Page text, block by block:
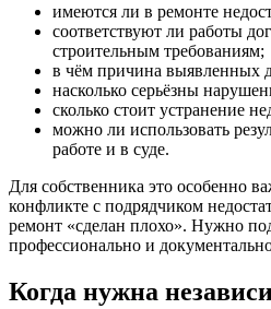
имеются ли в ремонте
соответствуют ли работы
строительным требованиям;
в чём причина выявленных
насколько серьёзны
сколько стоит устранение
можно ли использовать
работе и в суде.
Для собственника это особенно
конфликте с подрядчиком
ремонт «сделан плохо». Нужно
профессионально и
Когда нужна